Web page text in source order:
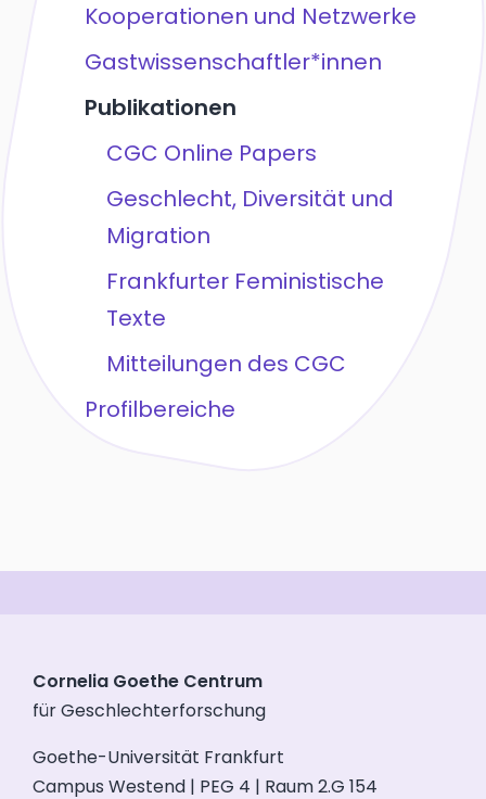
Kooperationen und Netzwerke
Gastwissenschaftler*innen
Publikationen
CGC Online Papers
Geschlecht, Diversität und
Migration
Frankfurter Feministische
Texte
Mitteilungen des CGC
Profilbereiche
Cornelia Goethe Centrum
für Geschlechterforschung
Goethe-Universität Frankfurt
Campus Westend | PEG 4 | Raum 2.G 154